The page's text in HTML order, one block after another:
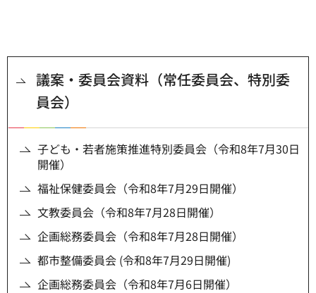
議案・委員会資料（常任委員会、特別委
員会）
子ども・若者施策推進特別委員会（令和8年7月30日
開催）
福祉保健委員会（令和8年7月29日開催）
文教委員会（令和8年7月28日開催）
企画総務委員会（令和8年7月28日開催）
都市整備委員会 (令和8年7月29日開催)
企画総務委員会（令和8年7月6日開催）